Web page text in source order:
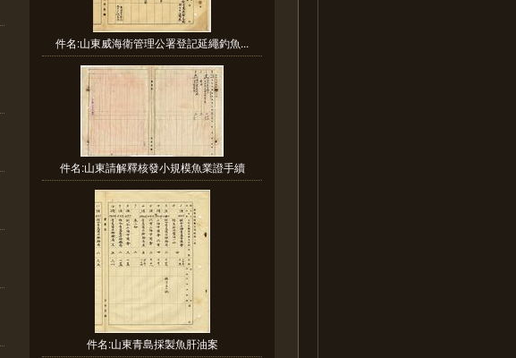
件名:山東威海衛管理公署登記延繩釣魚...
件名:山東請解釋核發小規模魚業證手續
件名:山東青島採製魚肝油案